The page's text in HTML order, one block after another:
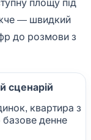
площу під
— швидкий
до розмови з
сценарій
квартира з
денне